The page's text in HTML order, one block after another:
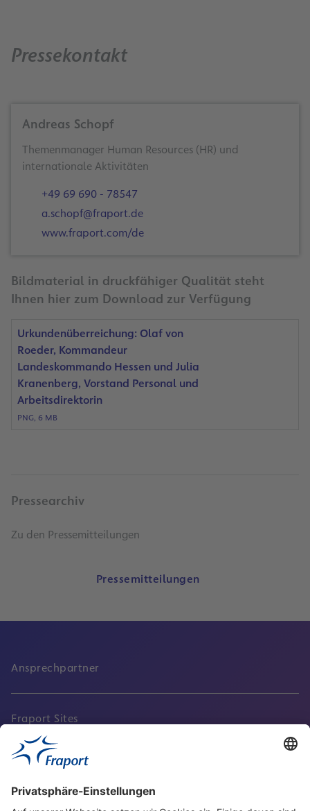
Pressekontakt
Andreas Schopf
Themenmanager Human Resources (HR) und
+49 69 690 - 78547
a.schopf@fraport.de
www.fraport.com/de
Bildmaterial in druckfähiger Qualität steht
Ihnen hier zum Download zur Verfügung
Urkundenüberreichung: Olaf von
Roeder, Kommandeur
Landeskommando Hessen und Julia
Kranenberg, Vorstand Personal und
Arbeitsdirektorin
PNG, 6 MB
Pressearchiv
Zu den Pressemitteilungen
Pressemitteilungen
Ansprechpartner
Fraport Sites
Aktuell